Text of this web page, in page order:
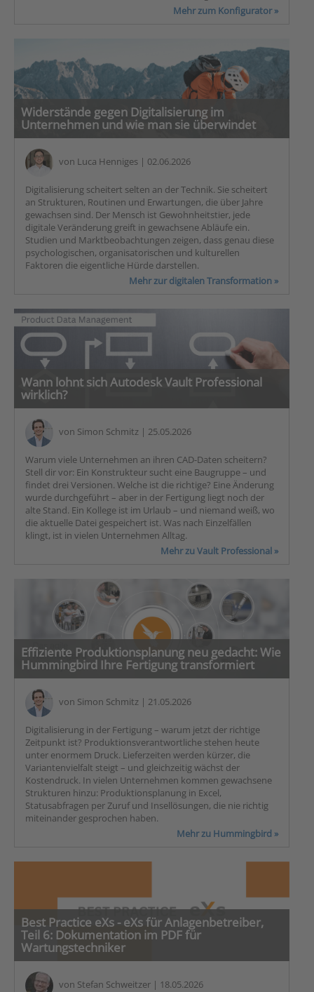
Mehr zum Konfigurator »
Widerstände gegen Digitalisierung im
Unternehmen und wie man sie überwindet
von Luca Henniges | 02.06.2026
Digitalisierung scheitert selten an der Technik. Sie scheitert
an Strukturen, Routinen und Erwartungen, die über Jahre
gewachsen sind. Der Mensch ist Gewohnheitstier, jede
digitale Veränderung greift in gewachsene Abläufe ein.
Studien und Marktbeobachtungen zeigen, dass genau diese
psychologischen, organisatorischen und kulturellen
Faktoren die eigentliche Hürde darstellen.
Mehr zur digitalen Transformation »
Wann lohnt sich Autodesk Vault Professional
wirklich?
von Simon Schmitz | 25.05.2026
Warum viele Unternehmen an ihren CAD-Daten scheitern?
Stell dir vor: Ein Konstrukteur sucht eine Baugruppe – und
findet drei Versionen. Welche ist die richtige? Eine Änderung
wurde durchgeführt – aber in der Fertigung liegt noch der
alte Stand. Ein Kollege ist im Urlaub – und niemand weiß, wo
die aktuelle Datei gespeichert ist. Was nach Einzelfällen
klingt, ist in vielen Unternehmen Alltag.
Mehr zu Vault Professional »
Effiziente Produktionsplanung neu gedacht: Wie
Hummingbird Ihre Fertigung transformiert
von Simon Schmitz | 21.05.2026
Digitalisierung in der Fertigung – warum jetzt der richtige
Zeitpunkt ist? Produktionsverantwortliche stehen heute
unter enormem Druck. Lieferzeiten werden kürzer, die
Variantenvielfalt steigt – und gleichzeitig wächst der
Kostendruck. In vielen Unternehmen kommen gewachsene
Strukturen hinzu: Produktionsplanung in Excel,
Statusabfragen per Zuruf und Insellösungen, die nie richtig
miteinander gesprochen haben.
Mehr zu Hummingbird »
Best Practice eXs - eXs für Anlagenbetreiber,
Teil 6: Dokumentation im PDF für
Wartungstechniker
von Stefan Schweitzer | 18.05.2026